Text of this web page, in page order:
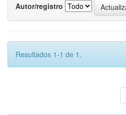
Autor/registro
Resultados 1-1 de 1.